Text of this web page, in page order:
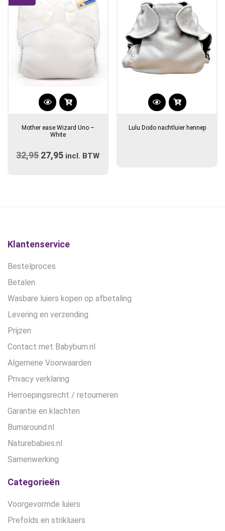
worden
op
de
productpagina
Dit
heeft
variaties.
de
Mother ease Wizard Uno –
White
32,95 Oorspronkelijke
27,95 Huidige
incl. BTW
Lulu Dodo nachtluier hennep
Klantenservice
Bestelproces
Betalen
Wasbare luiers kopen op afbetaling
Levering en verzending
Prijzen
Contact met Babybum.nl
Algemene Voorwaarden
Privacy verklaring
Herroepingsrecht / retourneren
Garantie en klachten
Bumaround.nl
Naturebabies.nl
Samenwerking
Categorieën
Voorgevormde luiers
Prefolds en strikluiers